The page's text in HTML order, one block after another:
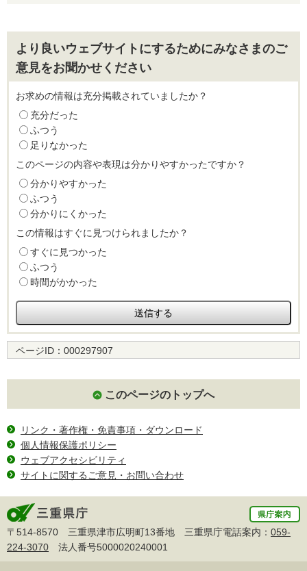
より良いウェブサイトにするためにみなさまのご
意見をお聞かせください
お求めの情報は充分掲載されていましたか？
充分だった
ふつう
足りなかった
このページの内容や表現は分かりやすかったですか？
分かりやすかった
ふつう
分かりにくかった
この情報はすぐに見つけられましたか？
すぐに見つかった
ふつう
時間がかかった
ページID： 000297907
このページのトップへ
リンク・著作権・免責事項・ダウンロード
個人情報保護ポリシー
ウェブアクセシビリティ
サイトに関するご意見・お問い合わせ
〒514-8570 三重県津市広明町13番地 三重県庁電話案内： 059-
224-3070 法人番号5000020240001